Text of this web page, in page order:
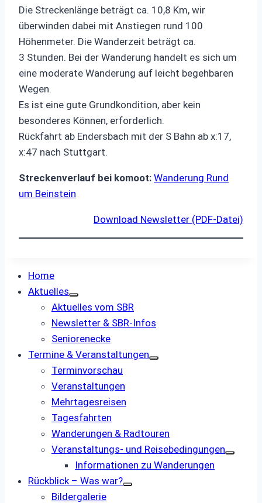
Die Streckenlänge beträgt ca. 10,8 Km, wir
überwinden dabei mit Anstiegen rund 100
Höhenmeter. Die Wanderzeit beträgt ca.
3 Stunden. Bei der Wanderung handelt es sich um
eine moderate Wanderung auf leicht begehbaren
Wegen.
Es ist eine gute Grundkondition, aber kein
besonderes Können, erforderlich.
Rückfahrt ab Endersbach mit der S Bahn ab x:17,
x:47 nach Stuttgart.
Streckenverlauf bei komoot: Wanderung Rund
um Beinstein
Download Newsletter (PDF-Datei)
Home
Aktuelles
Aktuelles vom SBR
Newsletter & SBR-Infos
Seniorenecke
Termine & Veranstaltungen
Terminvorschau
Veranstaltungen
Mehrtagesreisen
Tagesfahrten
Wanderungen & Radtouren
Veranstaltungs- und ­Reisebedingungen
Informationen zu Wanderungen
Rückblick – Was war?
Bildergalerie